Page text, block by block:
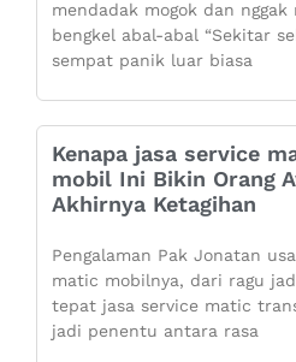
mendadak mogok dan
bengkel abal-abal “Sekitar
sempat panik luar biasa
Kenapa jasa service
mobil Ini Bikin Orang
Akhirnya Ketagihan
Pengalaman Pak Jonatan
matic mobilnya, dari ragu
tepat jasa service matic
jadi penentu antara rasa